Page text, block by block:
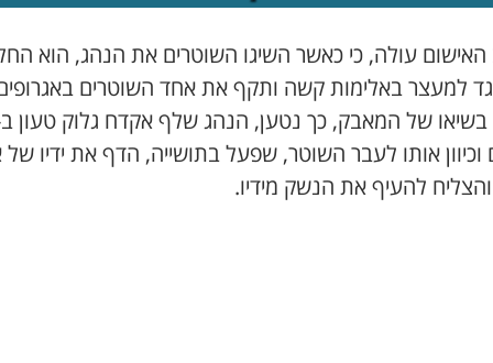
עולה, כי כאשר השיגו השוטרים את הנהג, הוא
למעצר באלימות קשה ותקף את אחד השוטרים
וכיוון אותו לעבר השוטר, שפעל בתושייה, הדף את ידיו של
להעיף את הנשק מידיו.